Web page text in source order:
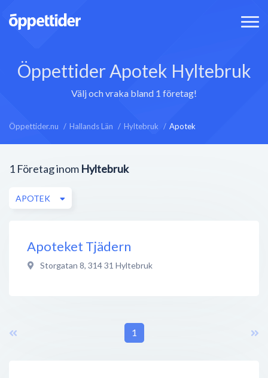
Öppettider Apotek Hyltebruk
Välj och vraka bland 1 företag!
Öppettider.nu Hallands Län Hyltebruk Apotek
1 Företag inom Hyltebruk
APOTEK
Apoteket Tjädern
Storgatan 8, 314 31 Hyltebruk
1